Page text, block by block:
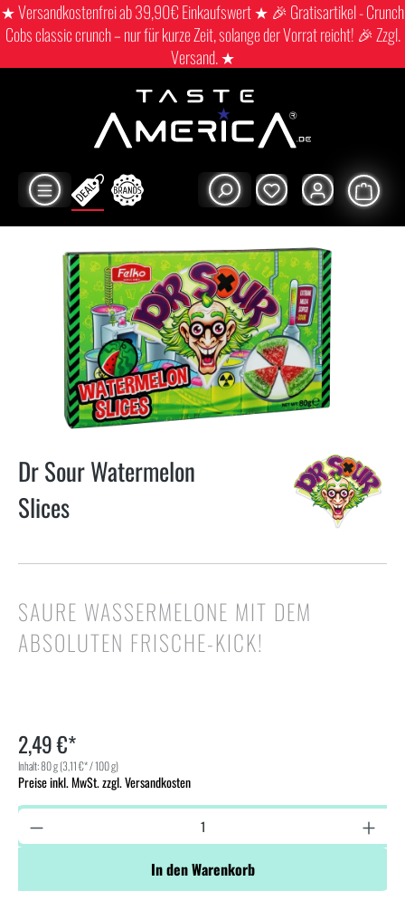
★ Versandkostenfrei ab 39,90€ Einkaufswert ★ 🎉 Gratisartikel - Crunch
Cobs classic crunch – nur für kurze Zeit, solange der Vorrat reicht! 🎉 Zzgl.
Versand. ★
Dr Sour Watermelon
Slices
SAURE WASSERMELONE MIT DEM
ABSOLUTEN FRISCHE-KICK!
2,49 €*
Inhalt:80 g(3,11 €* / 100 g)
Preise inkl. MwSt. zzgl. Versandkosten
In den Warenkorb